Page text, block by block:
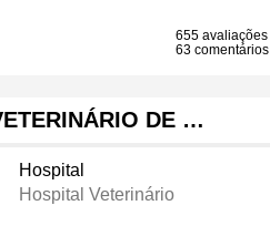
655 avaliações
63 comentários
DE …
Hospital
Hospital Veterinário